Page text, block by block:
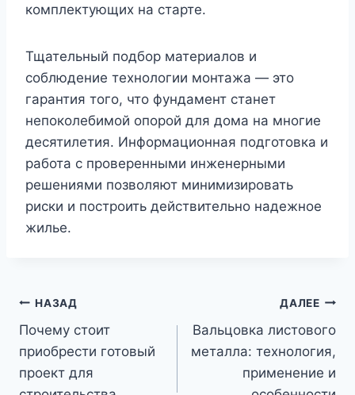
комплектующих на старте.
Тщательный подбор материалов и
соблюдение технологии монтажа — это
гарантия того, что фундамент станет
непоколебимой опорой для дома на многие
десятилетия. Информационная подготовка и
работа с проверенными инженерными
решениями позволяют минимизировать
риски и построить действительно надежное
жилье.
Навигация
по
записям
НАЗАД
Почему стоит
приобрести готовый
проект для
ДАЛЕЕ
Вальцовка листового
металла: технология,
применение и